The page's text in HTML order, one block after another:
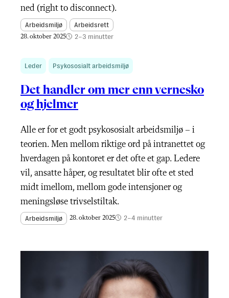
ned (right to disconnect).
Arbeidsmiljø Arbeidsrett
28. oktober 2025 2–3 minutter
Leder Psykososialt arbeidsmiljø
Det handler om mer enn vernesko
og hjelmer
Alle er for et godt psykososialt arbeidsmiljø – i
teorien. Men mellom riktige ord på intranettet og
hverdagen på kontoret er det ofte et gap. Ledere
vil, ansatte håper, og resultatet blir ofte et sted
midt imellom, mellom gode intensjoner og
meningsløse trivselstiltak.
Arbeidsmiljø 28. oktober 2025 2–4 minutter